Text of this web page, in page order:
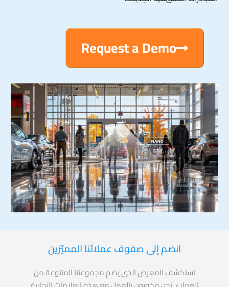
Request a Demo
انضم إلى صفوف عملائنا المميّزين
استكشف المعرض الذي يضم مجموعتنا المتنوعة من